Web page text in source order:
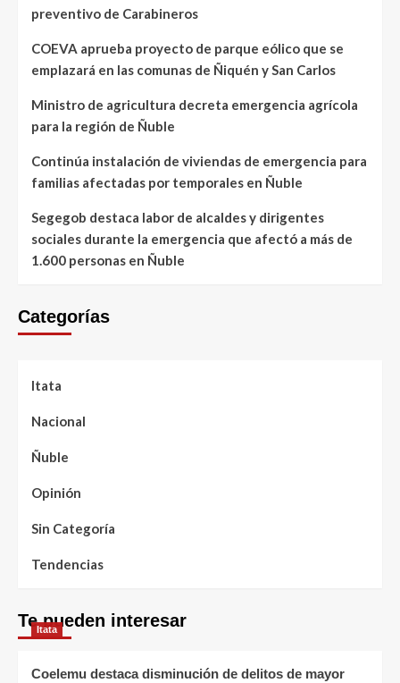
preventivo de Carabineros
COEVA aprueba proyecto de parque eólico que se
emplazará en las comunas de Ñiquén y San Carlos
Ministro de agricultura decreta emergencia agrícola
para la región de Ñuble
Continúa instalación de viviendas de emergencia para
familias afectadas por temporales en Ñuble
Segegob destaca labor de alcaldes y dirigentes
sociales durante la emergencia que afectó a más de
1.600 personas en Ñuble
Categorías
Itata
Nacional
Ñuble
Opinión
Sin Categoría
Tendencias
Te pueden interesar
Itata
Coelemu destaca disminución de delitos de mayor